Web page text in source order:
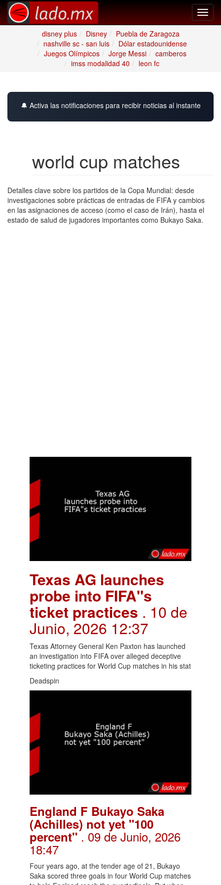
disney plus
Disney
Puebla de Zaragoza
nashville sc - san luis
Dólar estadounidense
Juegos Olímpicos
Jorge Messi
camberos
imss modalidad 40
leon fc
🔔 Activa las notificaciones para recibir noticias al instante
world cup matches
Detalles clave sobre los partidos de la Copa Mundial: desde
investigaciones sobre prácticas de entradas de FIFA y cambios
en las asignaciones de acceso (como el caso de Irán), hasta el
estado de salud de jugadores importantes como Bukayo Saka.
Texas AG launches
probe into FIFA"s
ticket practices . 10 de
Junio, 2026 12:37
Texas Attorney General Ken Paxton has launched
an investigation into FIFA over alleged deceptive
ticketing practices for World Cup matches in his stat
Deadspin
England F Bukayo Saka
(Achilles) not yet "100
percent". 09 de Junio, 2026
18:47
Four years ago, at the tender age of 21, Bukayo
Saka scored three goals in four World Cup matches